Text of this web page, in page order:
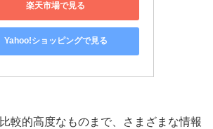
楽天市場で見る
Yahoo!ショッピングで見る
較的高度なものまで、さまざまな情報